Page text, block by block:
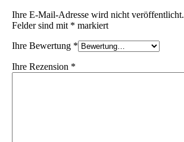
Ihre E-Mail-Adresse wird nicht veröffentlicht.
Felder sind mit * markiert
Ihre Bewertung *
Ihre Rezension *